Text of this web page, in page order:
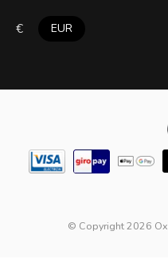
€ EUR
© Copyright 2026